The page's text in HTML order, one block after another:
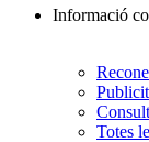
Informació
Totes